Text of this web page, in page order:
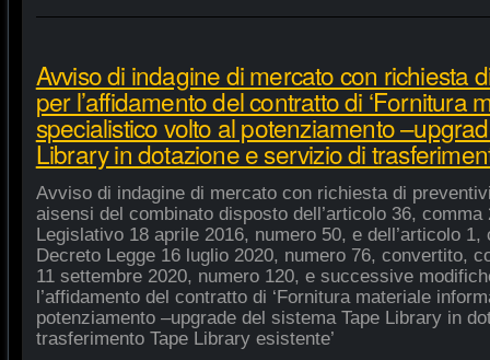
Avviso di indagine di mercato con richiesta
per l’affidamento del contratto di ‘Fornitura
specialistico volto al potenziamento
Library in dotazione e servizio di
Avviso di indagine di mercato con richiesta di
aisensi del combinato disposto dell’articolo 36,
Legislativo 18 aprile 2016, numero 50, e dell’articolo
Decreto Legge 16 luglio 2020, numero 76, convertito,
11 settembre 2020, numero 120, e successive
l’affidamento del contratto di ‘Fornitura materiale
potenziamento –upgrade del sistema Tape Library in
trasferimento Tape Library esistente’